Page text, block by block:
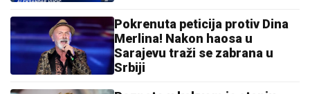
Pokrenuta peticija protiv Dina
Merlina! Nakon haosa u
Sarajevu traži se zabrana u
Srbiji